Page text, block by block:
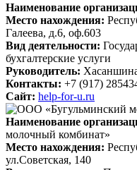
Наименование
Место нахождения:
Галеева, д.6, оф.603
Вид деятельности:
бухгалтерские услуги
Руководитель:
Контакты: +7 (917)
Сайт: help-for-u.ru
Наименование
молочный комбинат»
Место нахождения:
ул.Советская, 140